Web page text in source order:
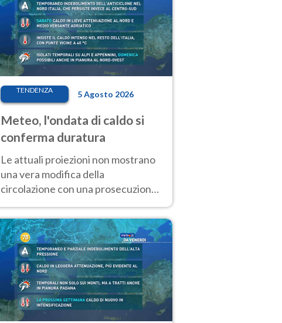
TENDENZA 5 Agosto 2026
Meteo, l'ondata di caldo si
conferma duratura
Le attuali proiezioni non mostrano
una vera modifica della
circolazione con una prosecuzione
giorni, compresa la settimana di
Ferragosto